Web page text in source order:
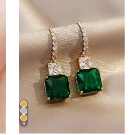
9